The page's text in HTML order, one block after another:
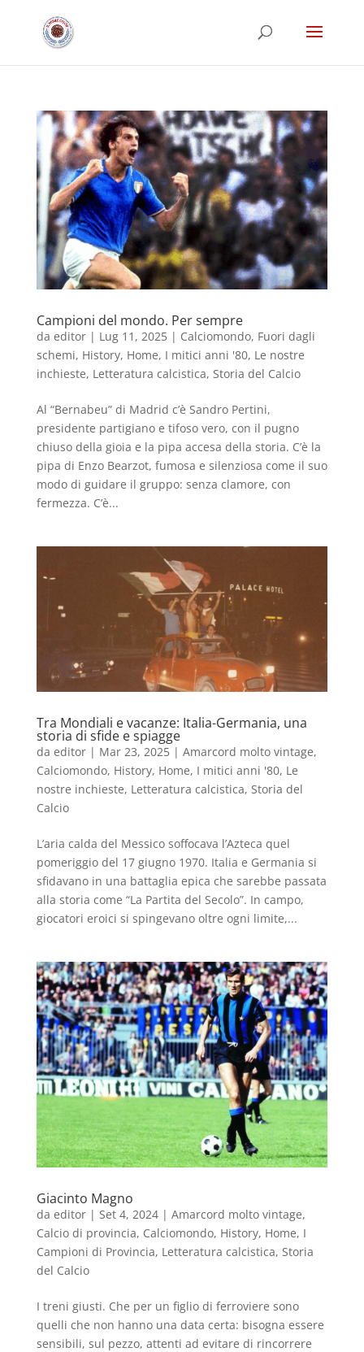
Campioni del mondo. Per sempre
da editor| Lug 11, 2025| Calciomondo, Fuori dagli
schemi, History, Home, I mitici anni '80, Le nostre
inchieste, Letteratura calcistica, Storia del Calcio
Al “Bernabeu” di Madrid c’è Sandro Pertini,
presidente partigiano e tifoso vero, con il pugno
chiuso della gioia e la pipa accesa della storia. C’è la
pipa di Enzo Bearzot, fumosa e silenziosa come il suo
modo di guidare il gruppo: senza clamore, con
fermezza. C’è...
Tra Mondiali e vacanze: Italia-Germania, una
storia di sfide e spiagge
da editor| Mar 23, 2025| Amarcord molto vintage,
Calciomondo, History, Home, I mitici anni '80, Le
nostre inchieste, Letteratura calcistica, Storia del
Calcio
L’aria calda del Messico soffocava l’Azteca quel
pomeriggio del 17 giugno 1970. Italia e Germania si
sfidavano in una battaglia epica che sarebbe passata
alla storia come “La Partita del Secolo”. In campo,
giocatori eroici si spingevano oltre ogni limite,...
Giacinto Magno
da editor| Set 4, 2024| Amarcord molto vintage,
Calcio di provincia, Calciomondo, History, Home, I
Campioni di Provincia, Letteratura calcistica, Storia
del Calcio
I treni giusti. Che per un figlio di ferroviere sono
quelli che non hanno una data certa: bisogna essere
sensibili, sul pezzo, attenti ad evitare di rincorrere